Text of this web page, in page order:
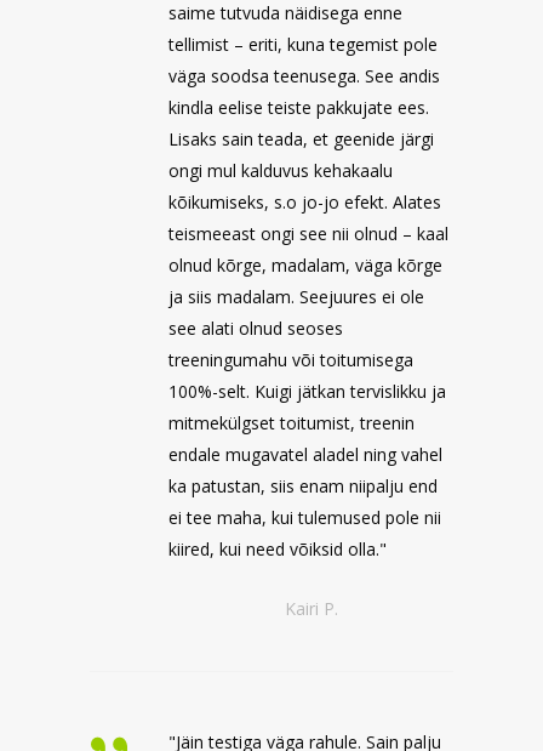
saime tutvuda näidisega enne
tellimist – eriti, kuna tegemist pole
väga soodsa teenusega. See andis
kindla eelise teiste pakkujate ees.
Lisaks sain teada, et geenide järgi
ongi mul kalduvus kehakaalu
kõikumiseks, s.o jo-jo efekt. Alates
teismeeast ongi see nii olnud – kaal
olnud kõrge, madalam, väga kõrge
ja siis madalam. Seejuures ei ole
see alati olnud seoses
treeningumahu või toitumisega
100%-selt. Kuigi jätkan tervislikku ja
mitmekülgset toitumist, treenin
endale mugavatel aladel ning vahel
ka patustan, siis enam niipalju end
ei tee maha, kui tulemused pole nii
kiired, kui need võiksid olla."
Kairi P.
"Jäin testiga väga rahule. Sain palju